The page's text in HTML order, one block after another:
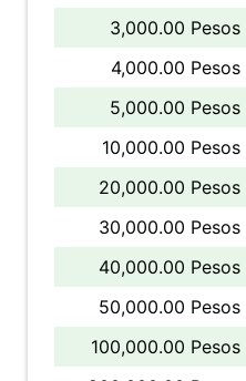
3,000.00 Pesos
4,000.00 Pesos
5,000.00 Pesos
10,000.00 Pesos
20,000.00 Pesos
30,000.00 Pesos
40,000.00 Pesos
50,000.00 Pesos
100,000.00 Pesos